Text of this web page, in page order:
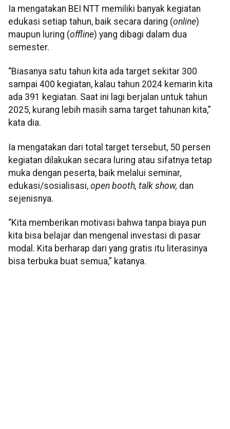
Ia mengatakan BEI NTT memiliki banyak kegiatan
edukasi setiap tahun, baik secara daring (online)
maupun luring (offline) yang dibagi dalam dua
semester.
“Biasanya satu tahun kita ada target sekitar 300
sampai 400 kegiatan, kalau tahun 2024 kemarin kita
ada 391 kegiatan. Saat ini lagi berjalan untuk tahun
2025, kurang lebih masih sama target tahunan kita,”
kata dia.
Ia mengatakan dari total target tersebut, 50 persen
kegiatan dilakukan secara luring atau sifatnya tetap
muka dengan peserta, baik melalui seminar,
edukasi/sosialisasi, open booth, talk show, dan
sejenisnya.
“Kita memberikan motivasi bahwa tanpa biaya pun
kita bisa belajar dan mengenal investasi di pasar
modal. Kita berharap dari yang gratis itu literasinya
bisa terbuka buat semua,” katanya.